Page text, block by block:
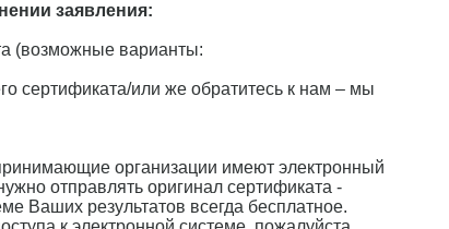
заявления:
(возможные варианты:
сертификата/или же обратитесь к нам – мы
организации имеют электронный
отправлять оригинал сертификата -
Ваших результатов всегда бесплатное.